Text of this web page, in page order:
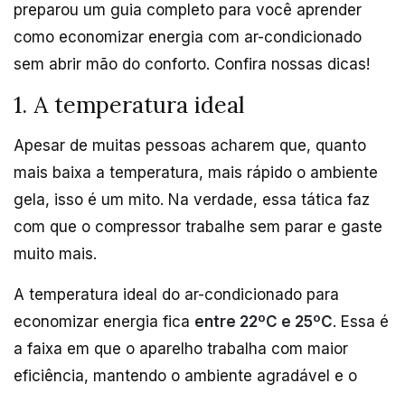
preparou um guia completo para você aprender
como economizar energia com ar-condicionado
sem abrir mão do conforto. Confira nossas dicas!
1. A temperatura ideal
Apesar de muitas pessoas acharem que, quanto
mais baixa a temperatura, mais rápido o ambiente
gela, isso é um mito. Na verdade, essa tática faz
com que o compressor trabalhe sem parar e gaste
muito mais.
A temperatura ideal do ar-condicionado para
economizar energia fica entre 22ºC e 25ºC. Essa é
a faixa em que o aparelho trabalha com maior
eficiência, mantendo o ambiente agradável e o